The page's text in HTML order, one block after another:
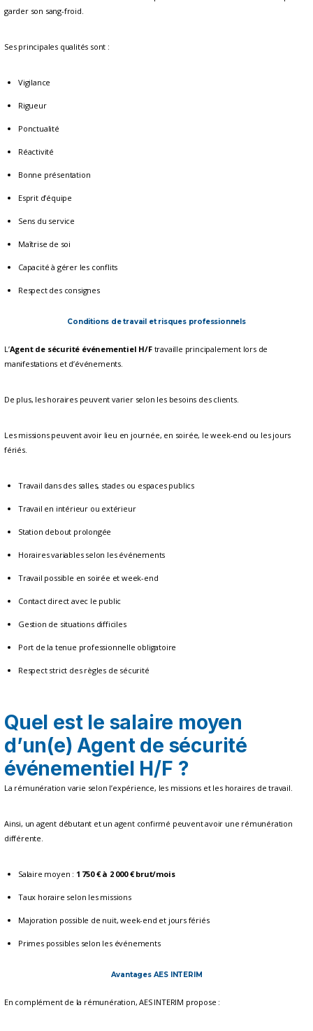
garder son sang-froid.
Ses principales qualités sont :
Vigilance
Rigueur
Ponctualité
Réactivité
Bonne présentation
Esprit d’équipe
Sens du service
Maîtrise de soi
Capacité à gérer les conflits
Respect des consignes
Conditions de travail et risques professionnels
L’Agent de sécurité événementiel H/Ftravaille principalement lors de
manifestations et d’événements.
De plus, les horaires peuvent varier selon les besoins des clients.
Les missions peuvent avoir lieu en journée, en soirée, le week-end ou les jours
fériés.
Travail dans des salles, stades ou espaces publics
Travail en intérieur ou extérieur
Station debout prolongée
Horaires variables selon les événements
Travail possible en soirée et week-end
Contact direct avec le public
Gestion de situations difficiles
Port de la tenue professionnelle obligatoire
Respect strict des règles de sécurité
Quel est le salaire moyen
d’un(e) Agent de sécurité
événementiel H/F ?
La rémunération varie selon l’expérience, les missions et les horaires de travail.
Ainsi, un agent débutant et un agent confirmé peuvent avoir une rémunération
différente.
Salaire moyen : 1 750 € à 2 000 € brut/mois
Taux horaire selon les missions
Majoration possible de nuit, week-end et jours fériés
Primes possibles selon les événements
Avantages AES INTERIM
En complément de la rémunération, AES INTERIM propose :